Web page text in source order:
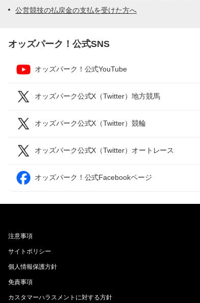
公営競技の払戻金の支払を受けた方へ
オッズパーク！公式SNS
オッズパーク！公式YouTube
オッズパーク公式X（Twitter）地方競馬
オッズパーク公式X（Twitter）競輪
オッズパーク公式X（Twitter）オートレース
オッズパーク！公式Facebookページ
注意事項
サイトポリシー
個人情報保護方針
免責事項
カスタマーハラスメントに対する方針